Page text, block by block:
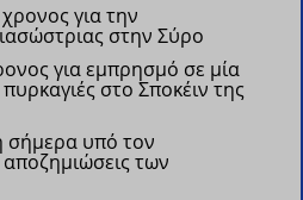
για την
στην Σύρο
για εμπρησμό σε μία
στο Σποκέιν της
σήμερα υπό τον
των